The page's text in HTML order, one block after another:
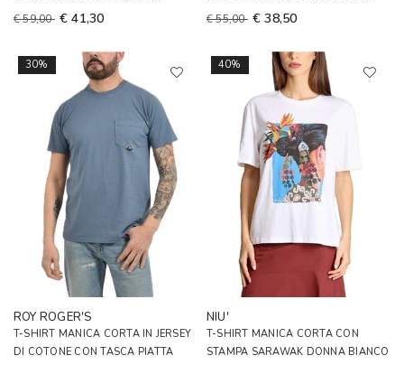
€ 59,00 € 41,30 € 55,00 € 38,50
30%
ROY ROGER'S
T-SHIRT MANICA CORTA IN JERSEY
DI COTONE CON TASCA PIATTA
40%
NIU'
T-SHIRT MANICA CORTA CON
STAMPA SARAWAK DONNA BIANCO